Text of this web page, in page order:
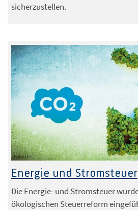
sicherzustellen.
Foto: IHK
Energie und Stromsteuer
Die Energie- und Stromsteuer
ökologischen Steuerreform